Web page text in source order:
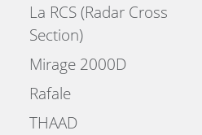
La RCS (Radar Cross
Section)
Mirage 2000D
Rafale
THAAD